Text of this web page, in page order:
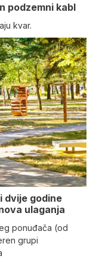
podzemni kabl
kvar.
dvije godine
ulaganja
ponuđača (od
grupi